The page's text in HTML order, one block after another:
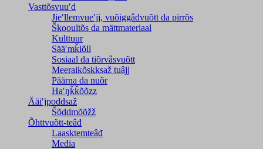
Vasttõsvuuʹd
Jieʹllemvueʹjj, vuõiggâdvuõtt da pirrõs
Škooultõs da mättmateriaal
Kulttuur
Sääʹmǩiõll
Sosiaal da tiõrvâsvuõtt
Meeraikõskksaž tuâjj
Päärna da nuõr
Haʹŋǩǩõõzz
Ääiʹjpoddsaž
Šõddmõõžž
Õhttvuõtt-teâđ
Laasktemteâđ
Media